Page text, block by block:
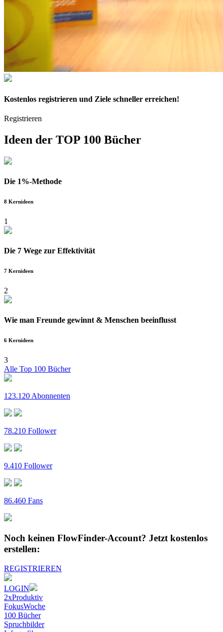
Kostenlos registrieren und Ziele schneller erreichen!
Registrieren
Ideen der TOP 100 Bücher
Die 1%-Methode
8 Kernideen
1
Die 7 Wege zur Effektivität
7 Kernideen
2
Wie man Freunde gewinnt & Menschen beeinflusst
6 Kernideen
3
Alle Top 100 Bücher
123.120 Abonnenten
78.210 Follower
9.410 Follower
86.460 Fans
Noch keinen FlowFinder-Account? Jetzt kostenlos
erstellen:
REGISTRIEREN
LOGIN
2xProduktiv
FokusWoche
100 Bücher
Spruchbilder